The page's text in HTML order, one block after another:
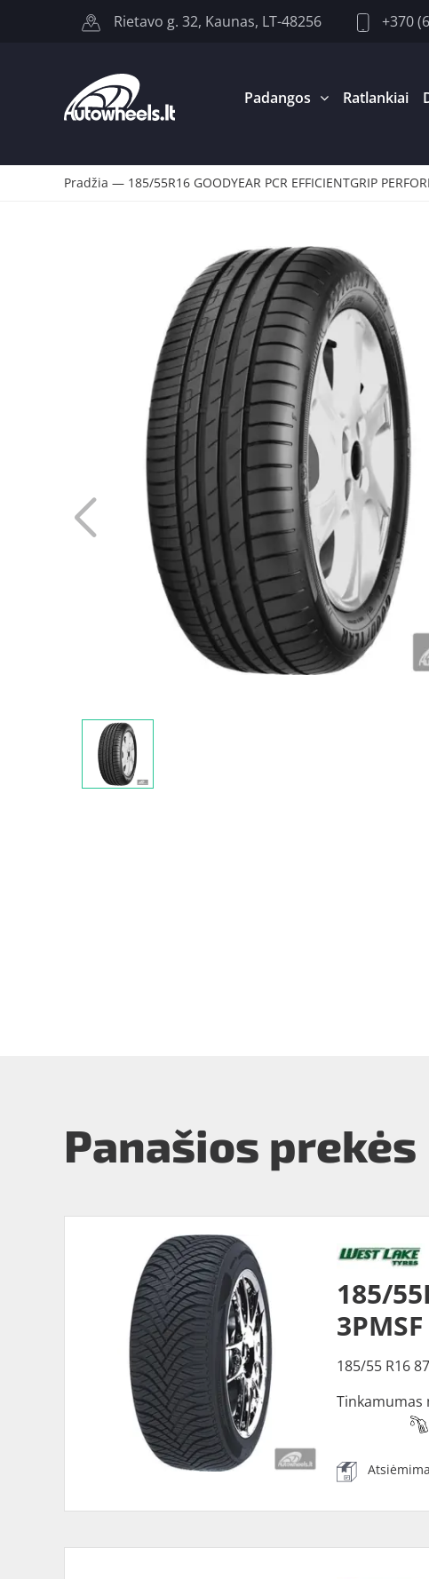
Rietavo g. 32, Kaunas, LT-48256 +370
Padangos Ratlankiai
Pradžia — 185/55R16 GOODYEAR PCR EFFICIENTGRIP
Panašios prekės
185/
185/55 R16
Tinkamumas